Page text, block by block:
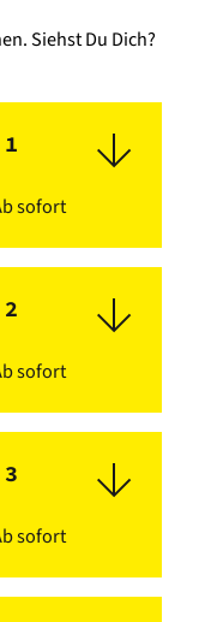
Siehst Du Dich?
sofort
sofort
sofort